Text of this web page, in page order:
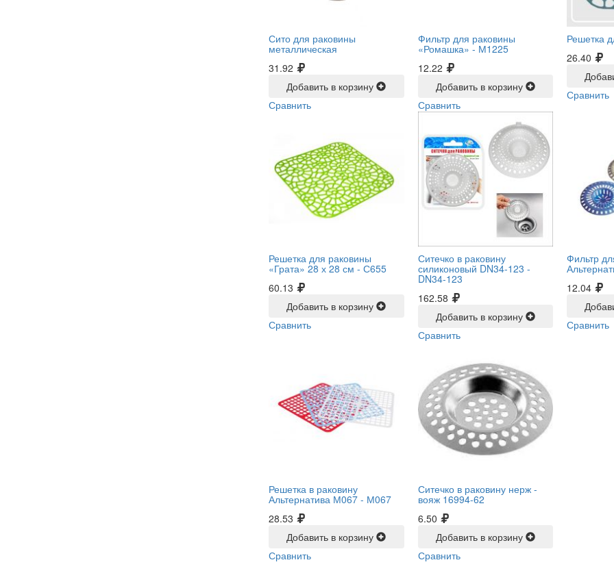
Сито для раковины
металлическая
31.92
Добавить в корзину
Сравнить
Фильтр для раковины
«Ромашка» - М1225
12.22
Добавить в корзину
Сравнить
Решетка
26.40
Сравнить
Решетка для раковины
«Грата» 28 х 28 см - С655
60.13
Добавить в корзину
Сравнить
Ситечко в раковину
силиконовый DN34-123 -
DN34-123
162.58
Добавить в корзину
Сравнить
Фильтр
12.04
Сравнить
Решетка в раковину
Альтернатива М067 - М067
28.53
Добавить в корзину
Сравнить
Ситечко в раковину нерж -
вояж 16994-62
6.50
Добавить в корзину
Сравнить